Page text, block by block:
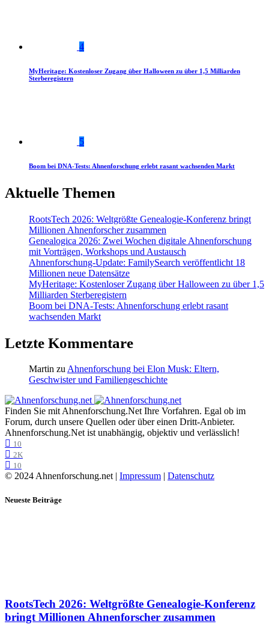
4
MyHeritage: Kostenloser Zugang über Halloween zu über 1,5 Milliarden
Sterberegistern
5
Boom bei DNA-Tests: Ahnenforschung erlebt rasant wachsenden Markt
Aktuelle Themen
RootsTech 2026: Weltgrößte Genealogie-Konferenz bringt
Millionen Ahnenforscher zusammen
Genealogica 2026: Zwei Wochen digitale Ahnenforschung
mit Vorträgen, Workshops und Austausch
Ahnenforschung-Update: FamilySearch veröffentlicht 18
Millionen neue Datensätze
MyHeritage: Kostenloser Zugang über Halloween zu über 1,5
Milliarden Sterberegistern
Boom bei DNA-Tests: Ahnenforschung erlebt rasant
wachsenden Markt
Letzte Kommentare
Martin zu Ahnenforschung bei Elon Musk: Eltern,
Geschwister und Familiengeschichte
Finden Sie mit Ahnenforschung.Net Ihre Vorfahren. Egal ob im
Forum, durch unsere Quellen oder über einen Dritt-Anbieter.
Ahnenforschung.Net ist unabhängig, objektiv und verlässlich!
10
2K
10
© 2024 Ahnenforschung.net | Impressum | Datenschutz
Neueste Beiträge
RootsTech 2026: Weltgrößte Genealogie-Konferenz
bringt Millionen Ahnenforscher zusammen